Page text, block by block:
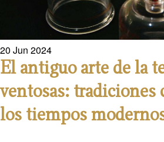
20 Jun 2024
El antiguo arte de la
ventosas: tradiciones
los tiempos